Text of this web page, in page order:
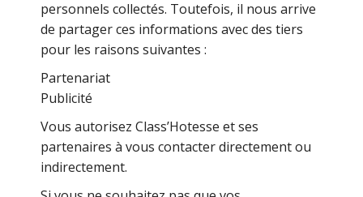
personnels collectés. Toutefois, il nous arrive
de partager ces informations avec des tiers
pour les raisons suivantes :
Partenariat
Publicité
Vous autorisez Class’Hotesse et ses
partenaires à vous contacter directement ou
indirectement.